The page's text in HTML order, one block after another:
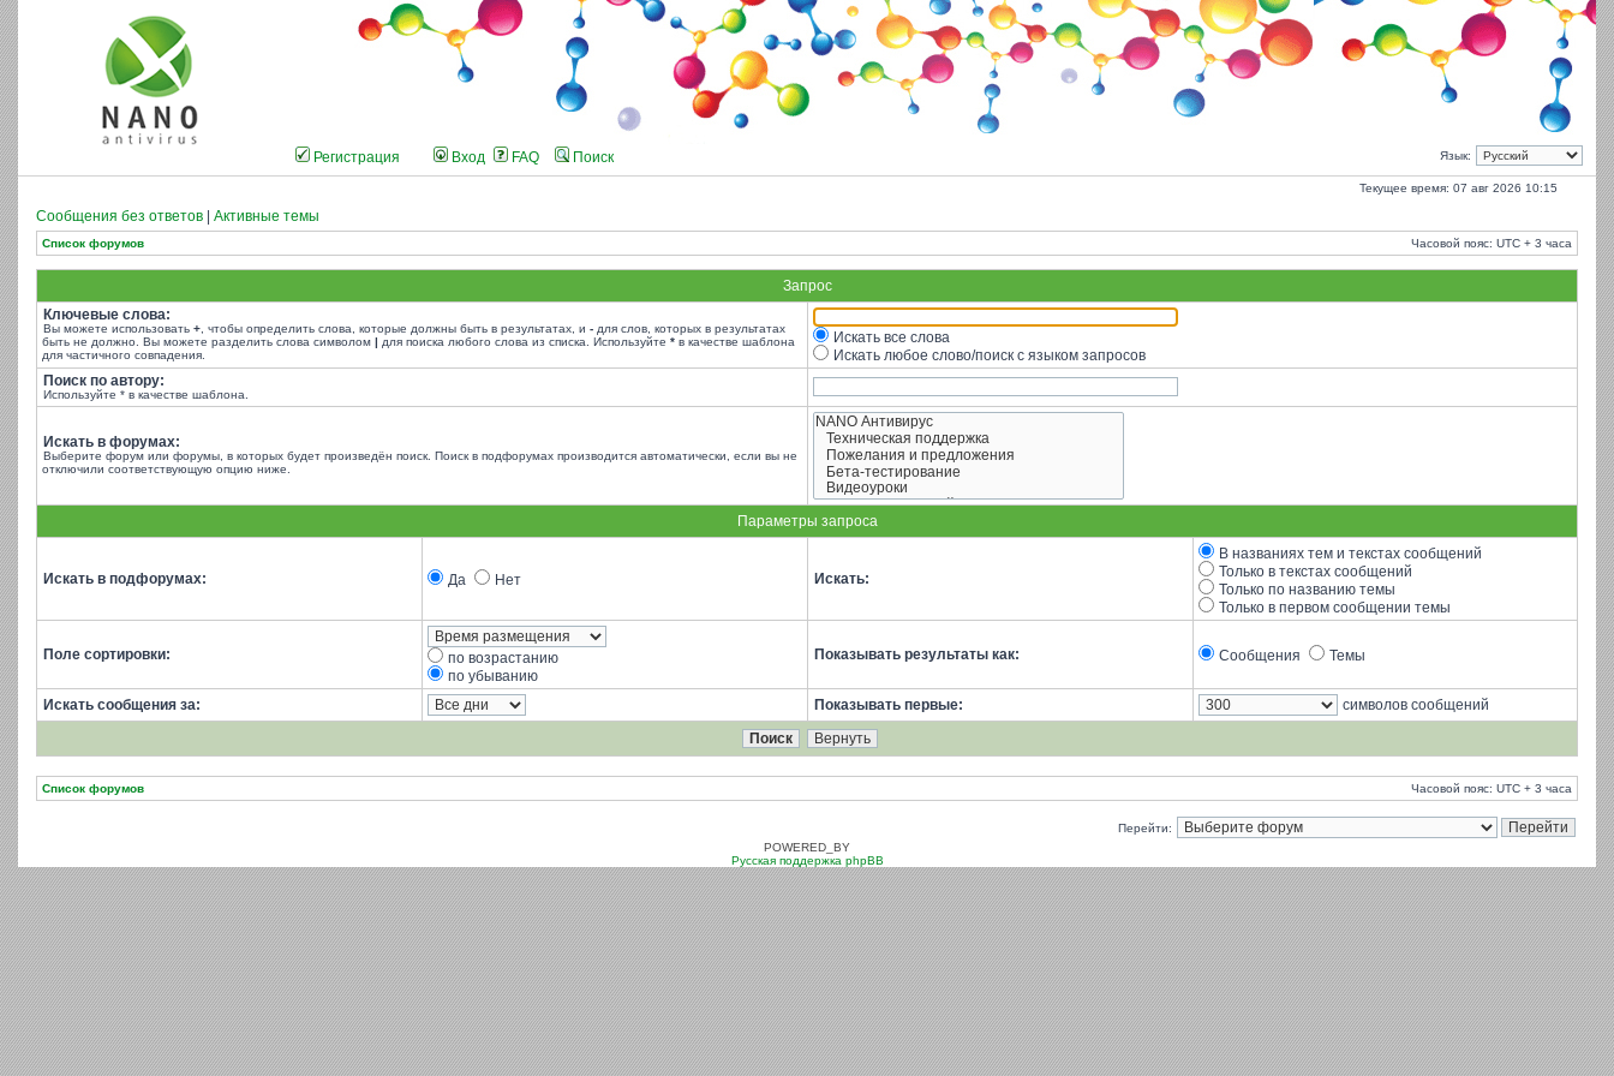
Язык:
Регистрация Вход FAQ Поиск
Текущее время: 07 авг 2026 10:15
Сообщения без ответов Активные темы
Список форумов Часовой пояс: UTC + 3 часа
Запрос
Ключевые слова:
Вы можете использовать + , чтобы определить слова, которые должны быть в результатах, и - для слов, которых в результатах
быть не должно. Вы можете разделить слова символом | для поиска любого слова из списка. Используйте * в качестве шаблона
для частичного совпадения.
Искать все слова
Искать любое слово/поиск с языком запросов
Поиск по автору:
Используйте * в качестве шаблона.
Искать в форумах:
Выберите форум или форумы, в которых будет произведён поиск. Поиск в подфорумах производится автоматически, если вы не
отключили соответствующую опцию ниже.
Параметры запроса
Искать в подфорумах: Да Нет Искать:
В названиях тем и текстах сообщений
Только в текстах сообщений
Только по названию темы
Только в первом сообщении темы
Поле сортировки:
по возрастанию
по убыванию
Показывать результаты как: Сообщения Темы
Искать сообщения за: Показывать первые: символов сообщений
Список форумов Часовой пояс: UTC + 3 часа
Перейти:
POWERED_BY
Русская поддержка phpBB